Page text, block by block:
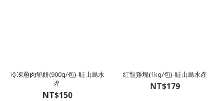
冷凍蔥肉餡餅(900g/包)-鮭山島水
產
NT$150
紅龍雞塊(1kg/包)-鮭山島水產
NT$179